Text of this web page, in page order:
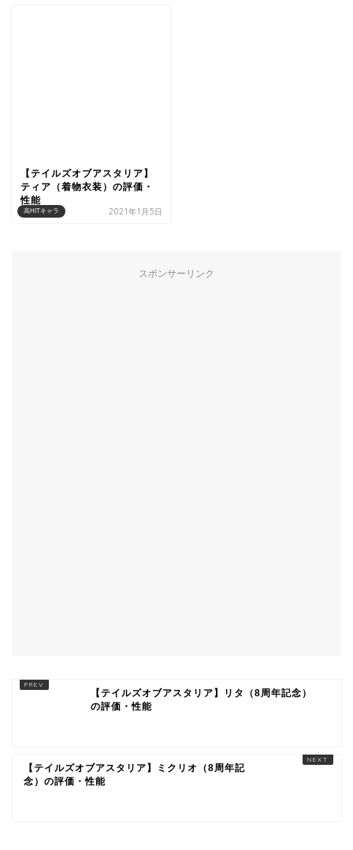
高HITキャラ
【テイルズオブアスタリア】
ティア（着物衣装）の評価・
性能
2021年1月5日
スポンサーリンク
【テイルズオブアスタリア】リタ（8周年記念）
の評価・性能
【テイルズオブアスタリア】ミクリオ（8周年記
念）の評価・性能